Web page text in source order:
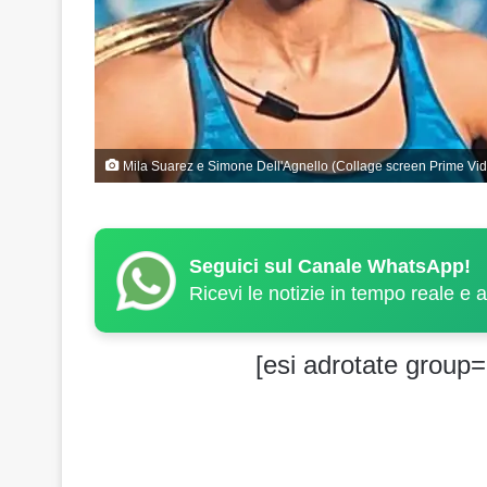
Mila Suarez e Simone Dell'Agnello (Collage screen Prime
Seguici sul Canale WhatsApp!
Ricevi le notizie in tempo reale e
[esi adrotate